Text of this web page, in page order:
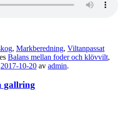
, Markberedning, Viltanpassat
Balans mellan foder och klövvilt,
2017-10-20 av admin.
gallring